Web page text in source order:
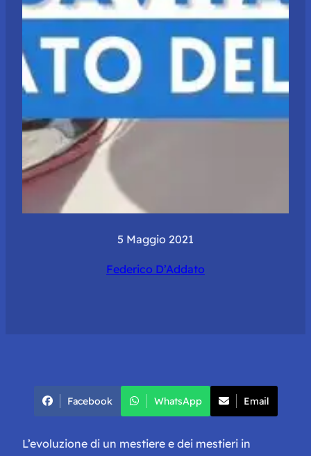
5 Maggio 2021
Federico D’Addato
Facebook WhatsApp Email
L’evoluzione di un mestiere e dei mestieri in